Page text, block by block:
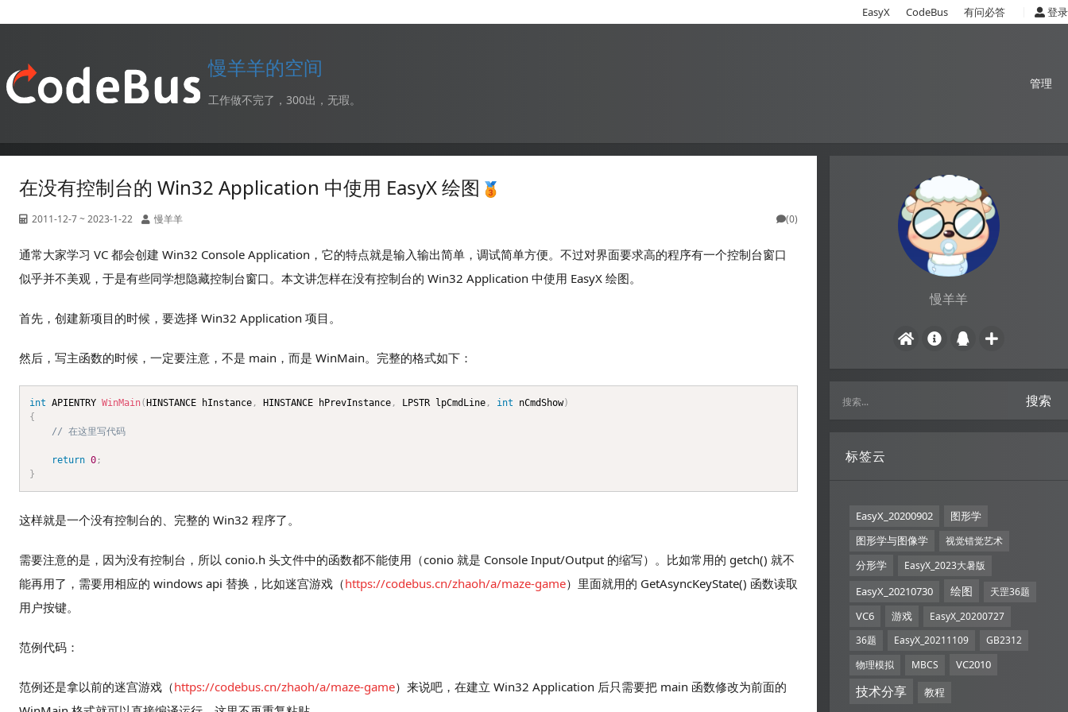
EasyX CodeBus 有问必答 登录
慢羊羊的空间
工作做不完了，300出，无瑕。
管理
在没有控制台的 Win32 Application 中使用 EasyX 绘图
2011-12-7 ~ 2023-1-22 慢羊羊 (0)
通常大家学习 VC 都会创建 Win32 Console Application，它的特点就是输入输出简单，调试简单方便。不过对界面要求高的程序有一个控制台窗口
似乎并不美观，于是有些同学想隐藏控制台窗口。本文讲怎样在没有控制台的 Win32 Application 中使用 EasyX 绘图。
首先，创建新项目的时候，要选择 Win32 Application 项目。
然后，写主函数的时候，一定要注意，不是 main，而是 WinMain。完整的格式如下：
int APIENTRY WinMain( HINSTANCE hInstance , HINSTANCE hPrevInstance , LPSTR lpCmdLine , int nCmdShow)
{
// 在这里写代码
return 0 ;
}
这样就是一个没有控制台的、完整的 Win32 程序了。
需要注意的是，因为没有控制台，所以 conio.h 头文件中的函数都不能使用（conio 就是 Console Input/Output 的缩写）。比如常用的 getch() 就不
能再用了，需要用相应的 windows api 替换，比如迷宫游戏（https://codebus.cn/zhaoh/a/maze-game）里面就用的 GetAsyncKeyState() 函数读取
用户按键。
范例代码：
范例还是拿以前的迷宫游戏（https://codebus.cn/zhaoh/a/maze-game）来说吧，在建立 Win32 Application 后只需要把 main 函数修改为前面的
慢羊羊
搜索
标签云
EasyX_20200902
图形学
图形学与图像学
视觉错觉艺术
分形学 EasyX_2023大暑版
EasyX_20210730 绘图 天罡36题
VC6 游戏
EasyX_20200727
36题
EasyX_20211109
GB2312
物理模拟
MBCS VC2010
技术分享 教程